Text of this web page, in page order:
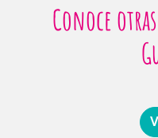
Conoce